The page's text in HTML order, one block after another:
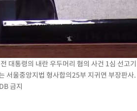
대통령의 내란 우두머리 혐의 사건 1심 선고기
서울중앙지법 형사합의25부 지귀연 부장판사.
금지